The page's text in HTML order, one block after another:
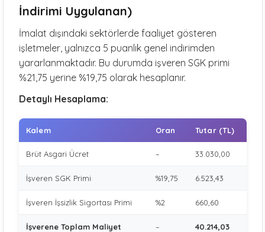
İndirimi Uygulanan)
İmalat dışındaki sektörlerde faaliyet gösteren
işletmeler, yalnızca 5 puanlık genel indirimden
yararlanmaktadır. Bu durumda işveren SGK primi
%21,75 yerine %19,75 olarak hesaplanır.
Detaylı Hesaplama:
Kalem Oran Tutar (TL)
Brüt Asgari Ücret – 33.030,00
İşveren SGK Primi %19,75 6.523,43
İşveren İşsizlik Sigortası Primi %2 660,60
İşverene Toplam Maliyet – 40.214,03